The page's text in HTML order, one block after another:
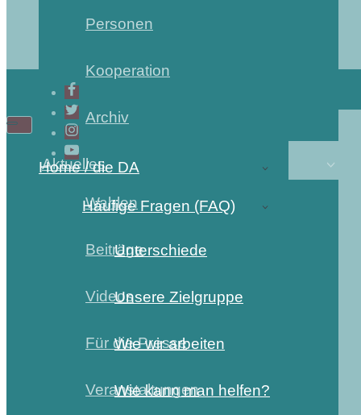
Personen
Kooperation
Archiv
Aktuelles
Wahlen
Beiträge
Videos
Für die Presse
Veranstaltungen
Home / die DA
Häufige Fragen (FAQ)
Unterschiede
Unsere Zielgruppe
Wie wir arbeiten
Wie kann man helfen?